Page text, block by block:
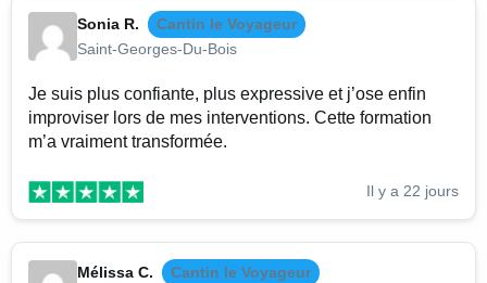
Sonia R.
Cantin le Voyageur
Saint-Georges-Du-Bois
Je suis plus confiante, plus expressive et j’ose enfin
improviser lors de mes interventions. Cette formation
m’a vraiment transformée.
Il y a 22 jours
Mélissa C.
Cantin le Voyageur